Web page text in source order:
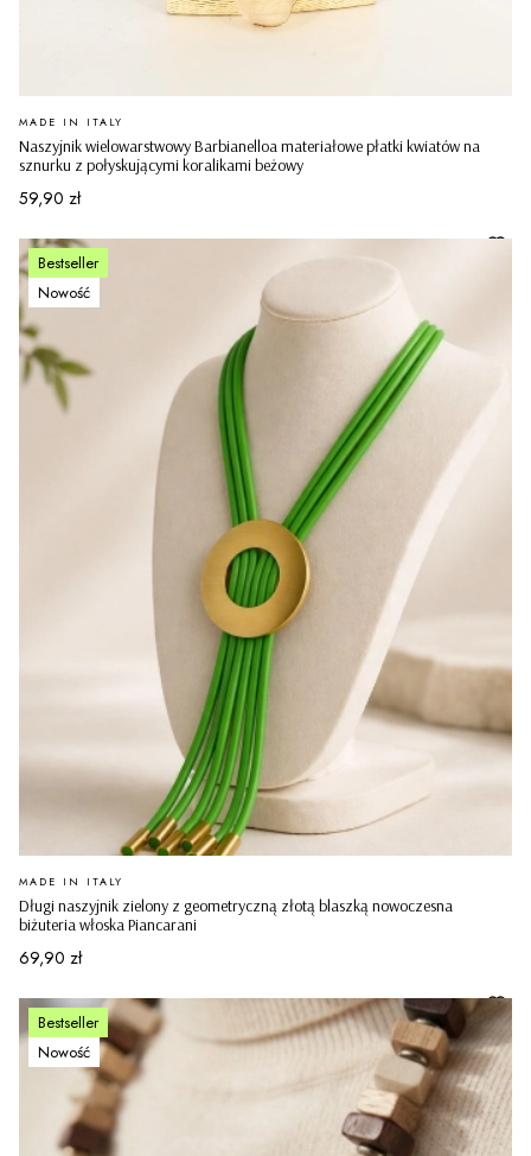
Naszyjnik wielowarstwowy Barbianelloa materiałowe płatki kwiatów na
sznurku z połyskującymi koralikami beżowy
PRODUCENT
MADE IN ITALY
Cena
59,90 zł
Bestseller
Nowość
Długi naszyjnik zielony z geometryczną złotą blaszką nowoczesna
biżuteria włoska Piancarani
PRODUCENT
MADE IN ITALY
Cena
69,90 zł
Bestseller
Nowość